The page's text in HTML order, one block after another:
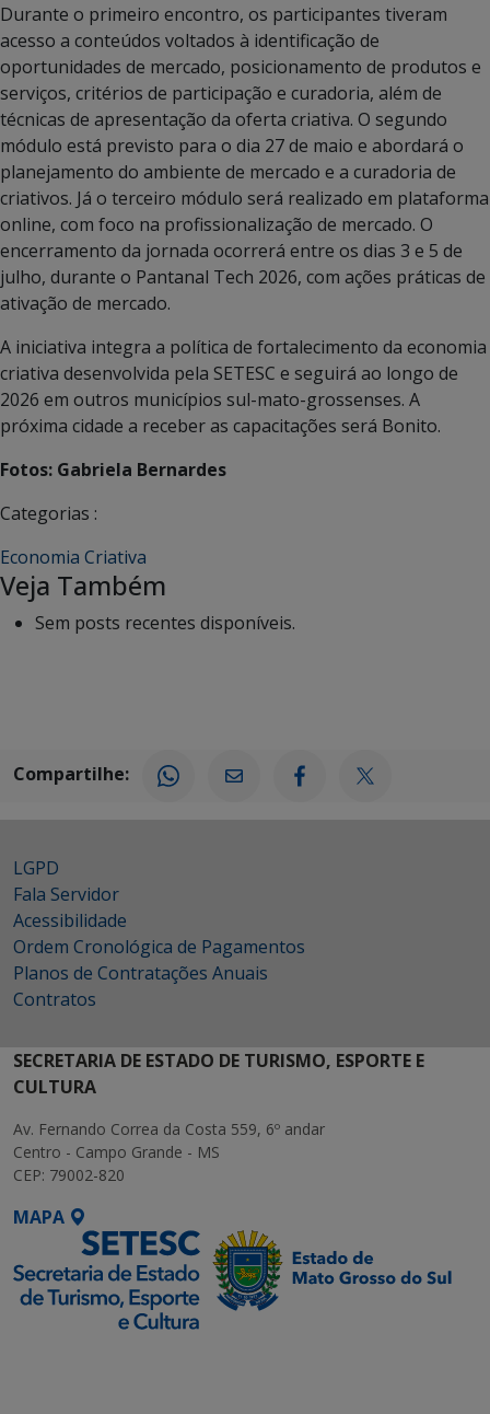
Durante o primeiro encontro, os participantes tiveram
acesso a conteúdos voltados à identificação de
oportunidades de mercado, posicionamento de produtos e
serviços, critérios de participação e curadoria, além de
técnicas de apresentação da oferta criativa. O segundo
módulo está previsto para o dia 27 de maio e abordará o
planejamento do ambiente de mercado e a curadoria de
criativos. Já o terceiro módulo será realizado em plataforma
online, com foco na profissionalização de mercado. O
encerramento da jornada ocorrerá entre os dias 3 e 5 de
julho, durante o Pantanal Tech 2026, com ações práticas de
ativação de mercado.
A iniciativa integra a política de fortalecimento da economia
criativa desenvolvida pela SETESC e seguirá ao longo de
2026 em outros municípios sul-mato-grossenses. A
próxima cidade a receber as capacitações será Bonito.
Fotos: Gabriela Bernardes
Categorias :
Economia Criativa
Veja Também
Sem posts recentes disponíveis.
Compartilhe:
LGPD
Fala Servidor
Acessibilidade
Ordem Cronológica de Pagamentos
Planos de Contratações Anuais
Contratos
SECRETARIA DE ESTADO DE TURISMO, ESPORTE E
CULTURA
Av. Fernando Correa da Costa 559, 6º andar
Centro - Campo Grande - MS
CEP: 79002-820
MAPA